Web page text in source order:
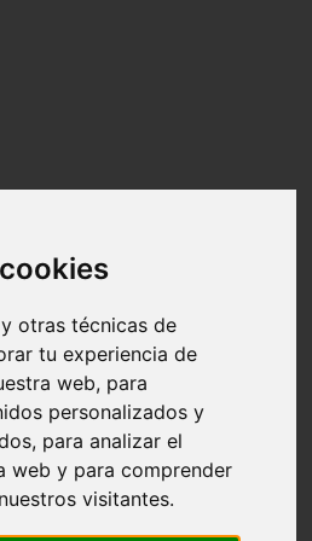
otras técnicas de
tu experiencia de
web, para
personalizados y
para analizar el
web y para comprender
visitantes.